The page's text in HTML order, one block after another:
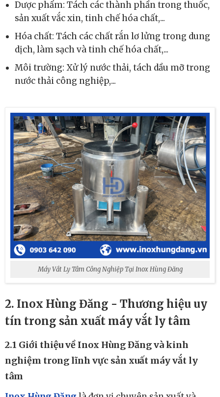
Dược phẩm: Tách các thành phần trong thuốc,
sản xuất vắc xin, tinh chế hóa chất,...
Hóa chất: Tách các chất rắn lơ lửng trong dung
dịch, làm sạch và tinh chế hóa chất,...
Môi trường: Xử lý nước thải, tách dầu mỡ trong
nước thải công nghiệp,...
Máy Vắt Ly Tâm Công Nghiệp Tại Inox Hùng Đăng
2. Inox Hùng Đăng - Thương hiệu uy
tín trong sản xuất máy vắt ly tâm
2.1 Giới thiệu về Inox Hùng Đăng và kinh
nghiệm trong lĩnh vực sản xuất máy vắt ly
tâm